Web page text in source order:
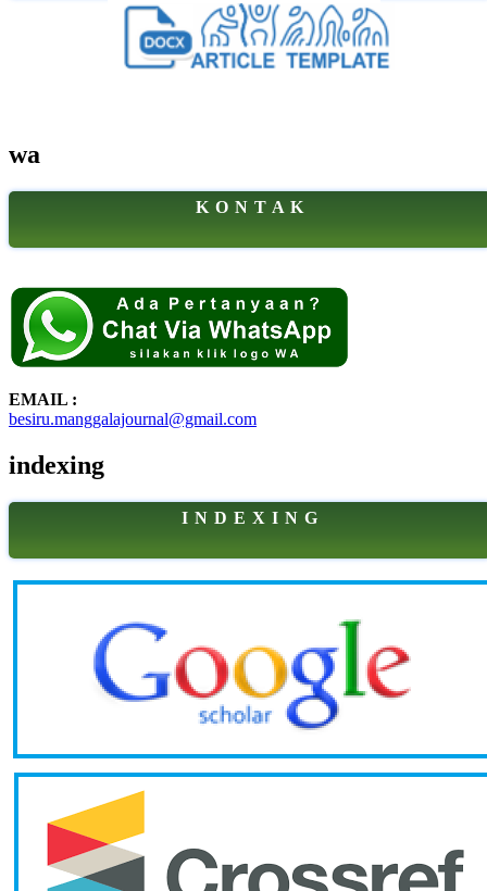
wa
K O N T A K
EMAIL :
besiru.manggalajournal@gmail.com
indexing
I N D E X I N G